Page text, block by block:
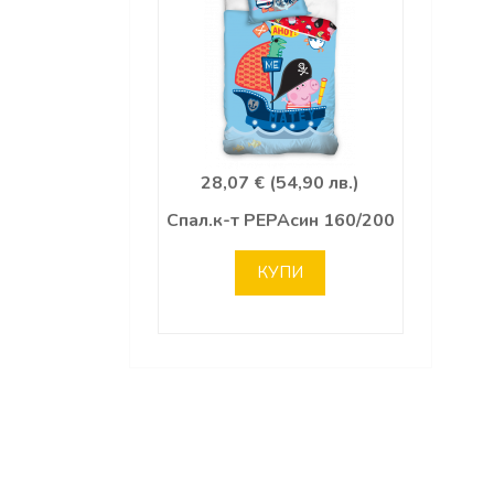
28,07 € (54,90 лв.)
Спал.к-т PEPAсин 160/200
КУПИ